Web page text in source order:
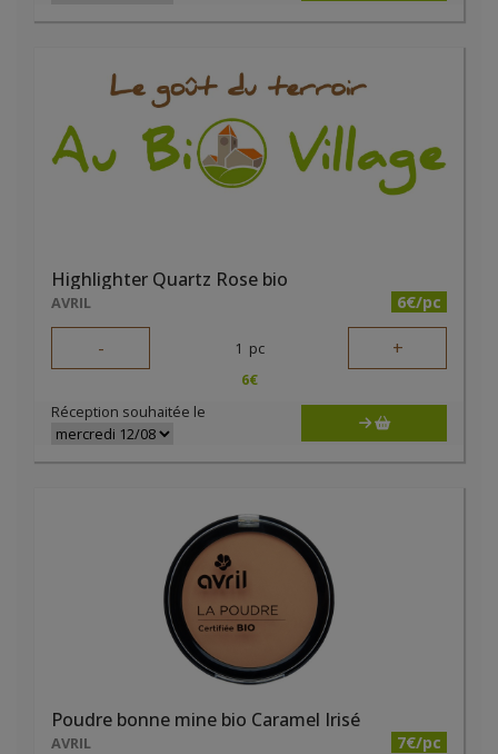
Highlighter Quartz Rose bio
AVRIL 6€/pc
- 1 pc +
6€
Réception souhaitée le
Poudre bonne mine bio Caramel Irisé
AVRIL 7€/pc